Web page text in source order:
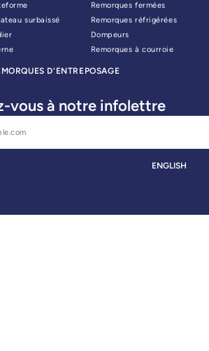
surbaissé
Remorques fermées
Remorques réfrigérées
Dompeurs
Remorques à courroie
D'ENTREPOSAGE
vous à notre infolettre
ENGLISH